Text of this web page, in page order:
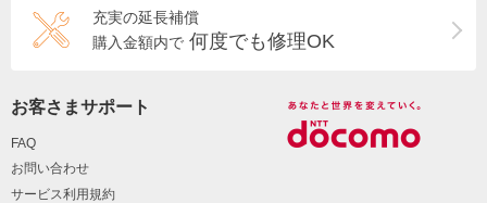
充実の延長補償
購入金額内で 何度でも修理OK
お客さまサポート
FAQ
お問い合わせ
サービス利用規約